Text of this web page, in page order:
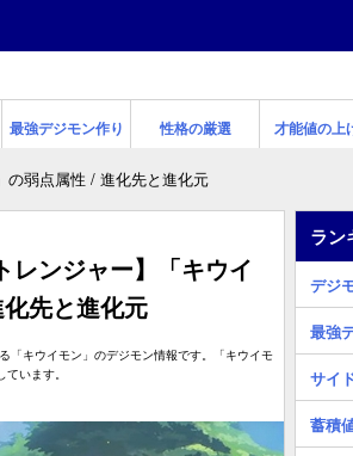
最強デジモン作り 性格の厳選 才能値の上
の弱点属性 / 進化先と進化元
レンジャー】「キウイ
先と進化元
「キウイモン」のデジモン情報です。「キウイモ
います。
ラン
デジ
最強
サイ
蓄積